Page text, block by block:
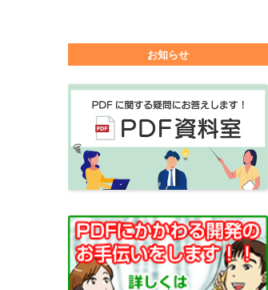
お知らせ